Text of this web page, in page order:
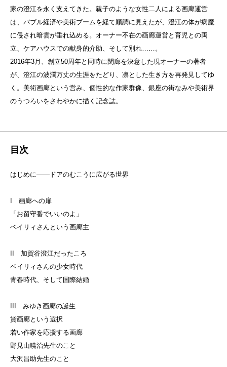
家の澄江を永く支えてきた。親子のような女性二人による画廊運営
は、バブル経済や美術ブームを経て順調に見えたが、澄江の体が病魔
に侵され暗雲が垂れ込める。オーナー不在の画廊運営と育児との両
立、ケアハウスでの献身的介助、そして別れ……。
2016年3月、創立50周年と同時に閉廊を決意した現オーナーの著者
が、澄江の波瀾万丈の生涯をたどり、凛とした生き方を再発見してゆ
く。美術画廊という営み、個性的な作家群像、銀座の街なみや美術界
のうつろいをさわやかに描く記念誌。
目次
はじめに——ドアのむこうに広がる世界
I 画廊への扉
「お留守番でいいのよ」
ベイリィさんという画廊主
II 加賀谷澄江だったころ
ベイリィさんの少女時代
青春時代、そして国際結婚
III みゆき画廊の誕生
貸画廊という選択
若い作家を応援する画廊
野見山暁治先生のこと
大沢昌助先生のこと